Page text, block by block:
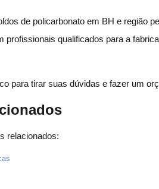
de policarbonato em BH e região
profissionais qualificados para a
para tirar suas dúvidas e fazer um
relacionados: